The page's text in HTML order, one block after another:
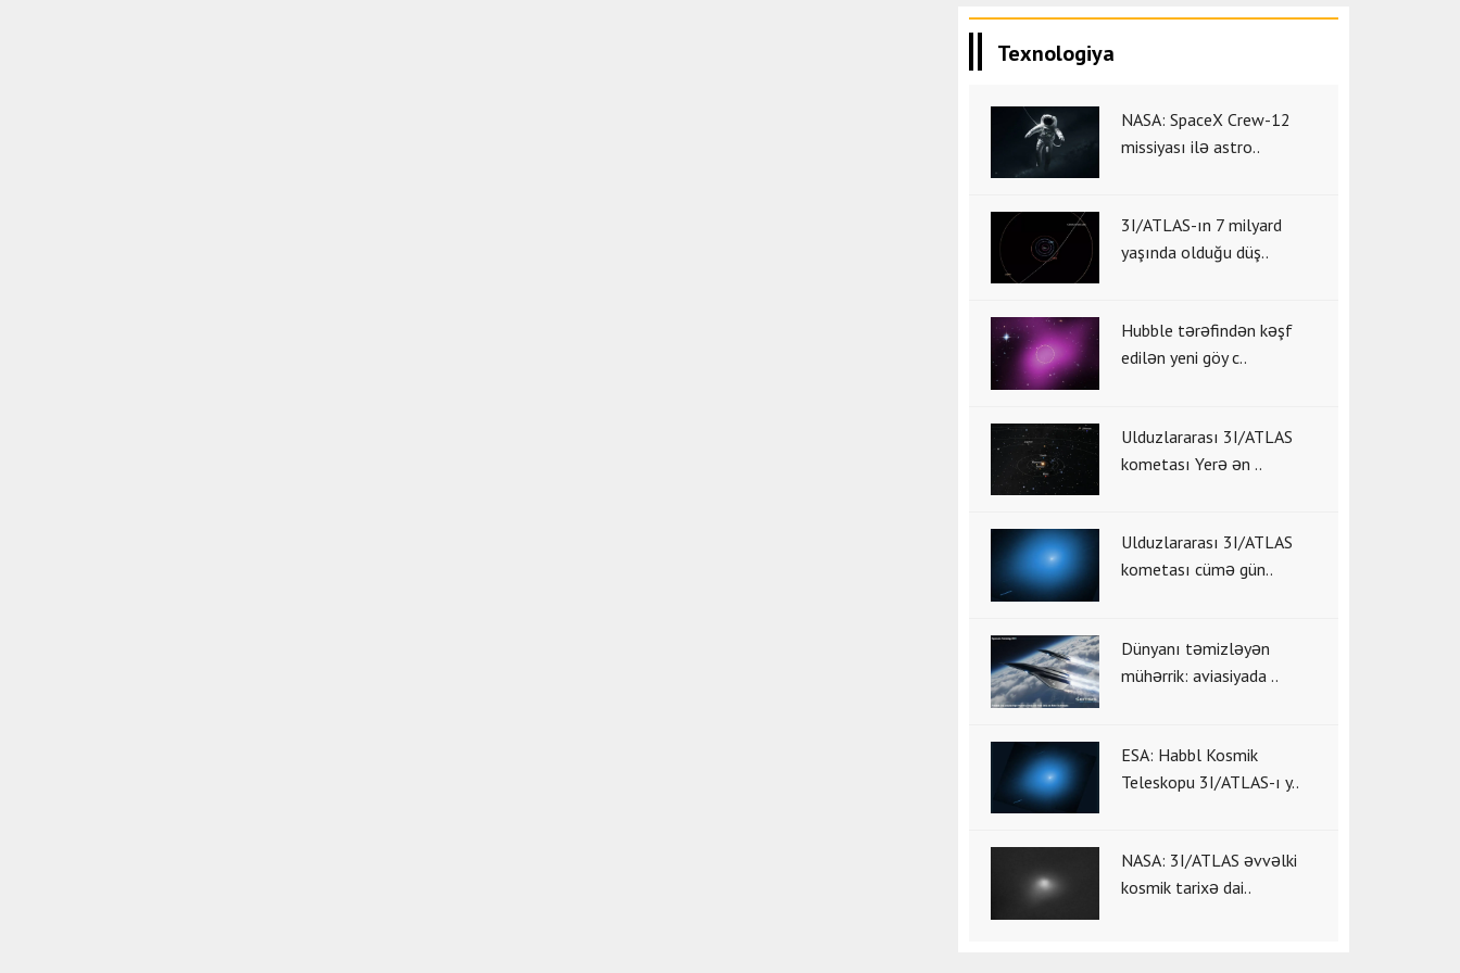
Texnologiya
NASA: SpaceX Crew-12
missiyası ilə astro..
3I/ATLAS-ın 7 milyard
yaşında olduğu düş..
Hubble tərəfindən kəşf
edilən yeni göy c..
Ulduzlararası 3I/ATLAS
kometası Yerə ən ..
Ulduzlararası 3I/ATLAS
kometası cümə gün..
Dünyanı təmizləyən
mühərrik: aviasiyada ..
ESA: Habbl Kosmik
Teleskopu 3I/ATLAS-ı y..
NASA: 3I/ATLAS əvvəlki
kosmik tarixə dai..